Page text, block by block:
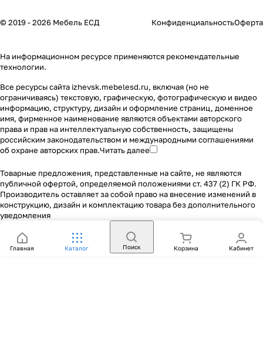
© 2019 - 2026 Мебель ЕСД КонфиденциальностьОферта
На информационном ресурсе применяются рекомендательные
технологии.
Все ресурсы сайта izhevsk.mebelesd.ru, включая (но не
ограничиваясь) текстовую, графическую, фотографическую и видео
информацию, структуру, дизайн и оформление страниц, доменное
имя, фирменное наименование являются объектами авторского
права и прав на интеллектуальную собственность, защищены
российским законодательством и международными соглашениями
об охране авторских прав.Читать далее
Товарные предложения, представленные на сайте, не являются
публичной офертой, определяемой положениями ст. 437 (2) ГК РФ.
Производитель оставляет за собой право на внесение изменений в
конструкцию, дизайн и комплектацию товара без дополнительного
уведомления
Главная Каталог Поиск Корзина Кабинет